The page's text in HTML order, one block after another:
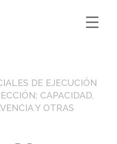
DE EJECUCIÓN
CAPACIDAD,
Y OTRAS